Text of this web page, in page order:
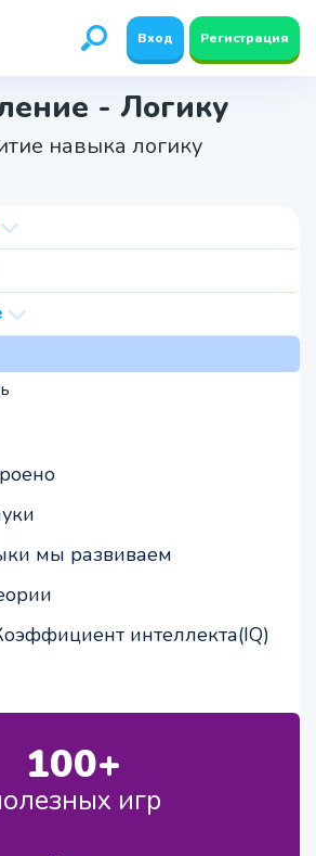
Вход Регистрация
- Логику
навыка логику
память
мы развиваем
интеллекта(IQ)
100+
игр